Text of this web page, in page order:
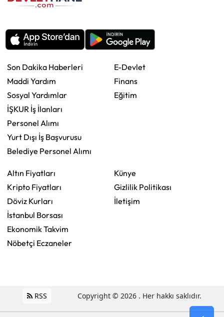
Son Dakika Haberleri
Maddi Yardım
Sosyal Yardımlar
İŞKUR İş İlanları
Personel Alımı
Yurt Dışı İş Başvurusu
Belediye Personel Alımı
E-Devlet
Finans
Eğitim
Altın Fiyatları
Kripto Fiyatları
Döviz Kurları
İstanbul Borsası
Ekonomik Takvim
Nöbetçi Eczaneler
Künye
Gizlilik Politikası
İletişim
RSS Copyright © 2026 . Her hakkı saklıdır.